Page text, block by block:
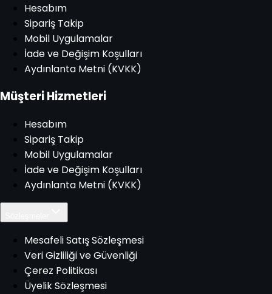
Hesabım
Sipariş Takip
Mobil Uygulamalar
İade ve Değişim Koşulları
Aydınlanta Metni (KVKK)
Müşteri Hizmetleri
Hesabım
Sipariş Takip
Mobil Uygulamalar
İade ve Değişim Koşulları
Aydınlanta Metni (KVKK)
Mesafeli Satış Sözleşmesi
Veri Gizliliği ve Güvenliği
Çerez Politikası
Üyelik Sözleşmesi